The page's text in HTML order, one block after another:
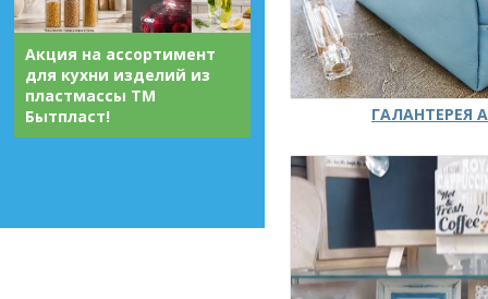
Акция на ассортимент
для кухни изделий из
пластмассы ТМ
Бытпласт!
ГАЛАНТЕРЕЯ